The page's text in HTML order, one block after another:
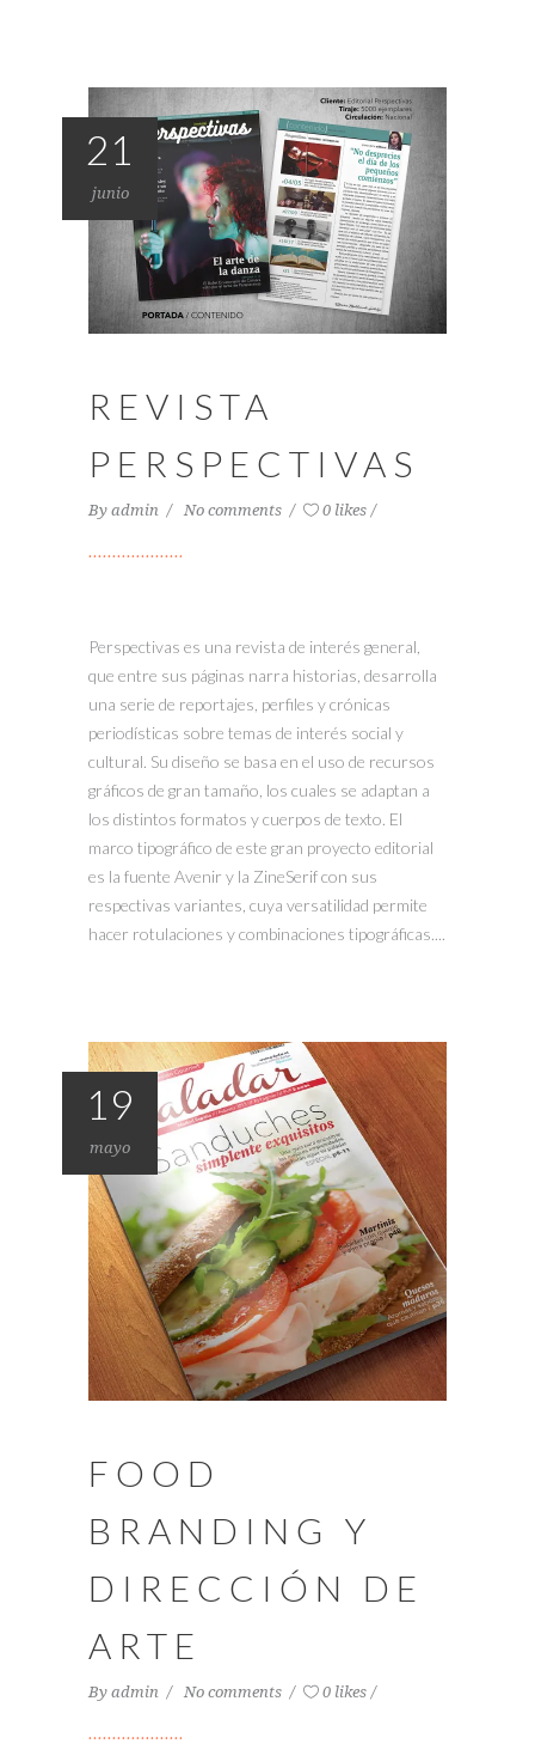
21
junio
REVISTA
PERSPECTIVAS
By admin No comments 0 likes
Perspectivas es una revista de interés general,
que entre sus páginas narra historias, desarrolla
una serie de reportajes, perfiles y crónicas
periodísticas sobre temas de interés social y
cultural. Su diseño se basa en el uso de recursos
gráficos de gran tamaño, los cuales se adaptan a
los distintos formatos y cuerpos de texto. El
marco tipográfico de este gran proyecto editorial
es la fuente Avenir y la ZineSerif con sus
respectivas variantes, cuya versatilidad permite
hacer rotulaciones y combinaciones tipográficas....
19
mayo
FOOD
BRANDING Y
DIRECCIÓN DE
ARTE
By admin No comments 0 likes